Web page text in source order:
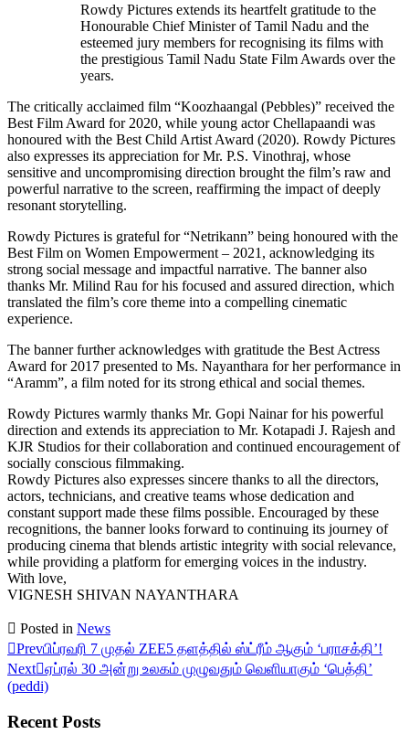
Rowdy Pictures extends its heartfelt gratitude to the
Honourable Chief Minister of Tamil Nadu and the
esteemed jury members for recognising its films with
the prestigious Tamil Nadu State Film Awards over the
years.
The critically acclaimed film “Koozhaangal (Pebbles)” received the
Best Film Award for 2020, while young actor Chellapaandi was
honoured with the Best Child Artist Award (2020). Rowdy Pictures
also expresses its appreciation for Mr. P.S. Vinothraj, whose
sensitive and uncompromising direction brought the film’s raw and
powerful narrative to the screen, reaffirming the impact of deeply
resonant storytelling.
Rowdy Pictures is grateful for “Netrikann” being honoured with the
Best Film on Women Empowerment – 2021, acknowledging its
strong social message and impactful narrative. The banner also
thanks Mr. Milind Rau for his focused and assured direction, which
translated the film’s core theme into a compelling cinematic
experience.
The banner further acknowledges with gratitude the Best Actress
Award for 2017 presented to Ms. Nayanthara for her performance in
“Aramm”, a film noted for its strong ethical and social themes.
Rowdy Pictures warmly thanks Mr. Gopi Nainar for his powerful
direction and extends its appreciation to Mr. Kotapadi J. Rajesh and
KJR Studios for their collaboration and continued encouragement of
socially conscious filmmaking.
Rowdy Pictures also expresses sincere thanks to all the directors,
actors, technicians, and creative teams whose dedication and
constant support made these films possible. Encouraged by these
recognitions, the banner looks forward to continuing its journey of
producing cinema that blends artistic integrity with social relevance,
while providing a platform for emerging voices in the industry.
With love,
VIGNESH SHIVAN NAYANTHARA
Posted in News
Prevபிப்ரவரி 7 முதல் ZEE5 தளத்தில் ஸ்ட்ரீம் ஆகும் ‘பராசக்தி’!
Next ஏப்ரல் 30 அன்று உலகம் முழுவதும் வெளியாகும் ‘பெத்தி’
(peddi)
Recent Posts